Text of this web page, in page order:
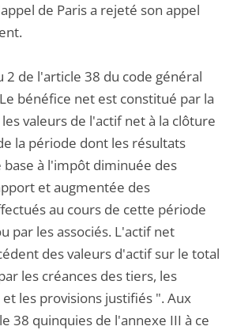
de Paris a rejeté son appel
2 de l'article 38 du code général
bénéfice net est constitué par la
valeurs de l'actif net à la clôture
la période dont les résultats
à l'impôt diminuée des
et augmentée des
au cours de cette période
par les associés. L'actif net
des valeurs d'actif sur le total
les créances des tiers, les
les provisions justifiés ". Aux
38 quinquies de l'annexe III à ce